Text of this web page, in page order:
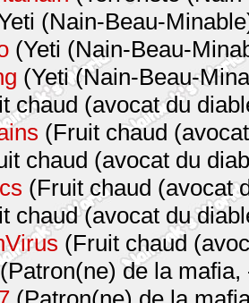
(Nain-Beau-
(Yeti (Nain-Beau-
(Yeti (Nain-Beau-
chaud (avocat du
(Fruit chaud
chaud (avocat du
(Fruit chaud (avocat
chaud (avocat du
(Fruit chaud
de la mafia,